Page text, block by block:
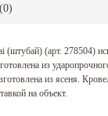
(0)
(штубай) (арт. 278504)
из
из ясеня.
на объект.